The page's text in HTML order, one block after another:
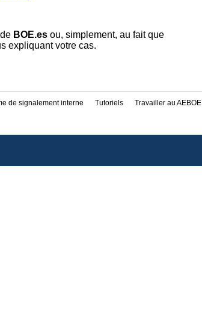
BOE.es ou, simplement, au fait que
expliquant votre cas.
de signalement interne Tutoriels Travailler au AEBOE